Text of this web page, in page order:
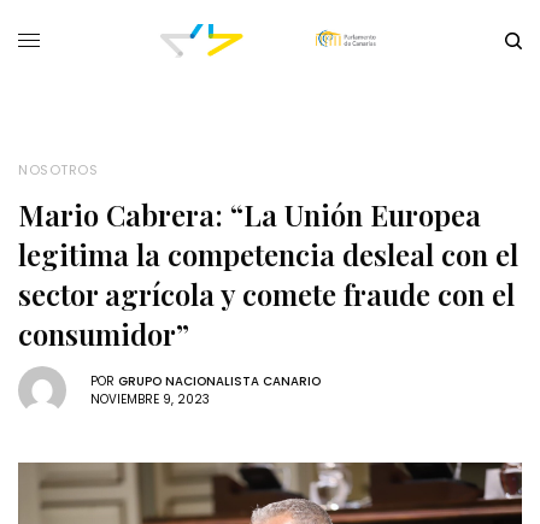
NOSOTROS
Mario Cabrera: “La Unión Europea
legitima la competencia desleal con el
sector agrícola y comete fraude con el
consumidor”
POR GRUPO NACIONALISTA CANARIO
NOVIEMBRE 9, 2023